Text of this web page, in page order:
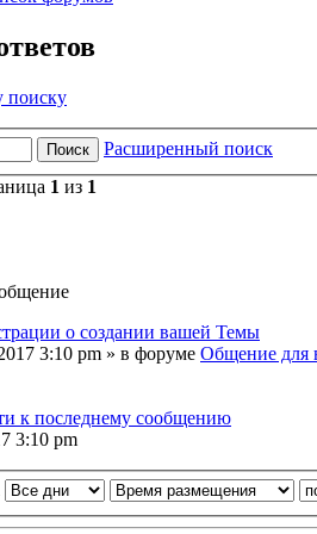
поиску
Поиск
Расширенный поиск
1 из 1
о создании вашей Темы
3:10 pm » в форуме Общение для
к последнему сообщению
3:10 pm